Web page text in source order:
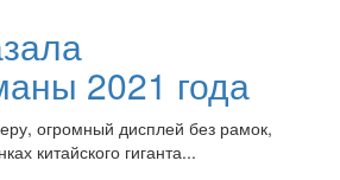
2021 года
огромный дисплей без рамок,
китайского гиганта...